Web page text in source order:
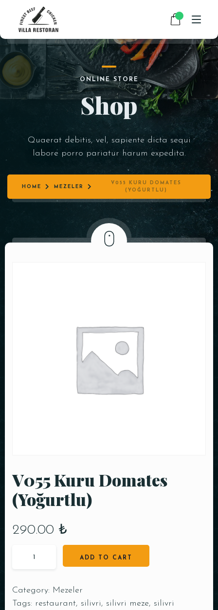
ANASAYFA
HAKKIMIZDA
RESTAURANT MENÜMÜZ
PAKET SERVİS
HABERLER
ONLINE STORE
Shop
Quaerat debitis, vel, sapiente dicta sequi
labore porro pariatur harum expedita.
HOME MEZELER
V055 KURU DOMATES
(YOĞURTLU)
V055 Kuru Domates
(Yoğurtlu)
290.00 ₺
ADD TO CART
Category: Mezeler
Tags: restaurant, silivri, silivri meze, silivri